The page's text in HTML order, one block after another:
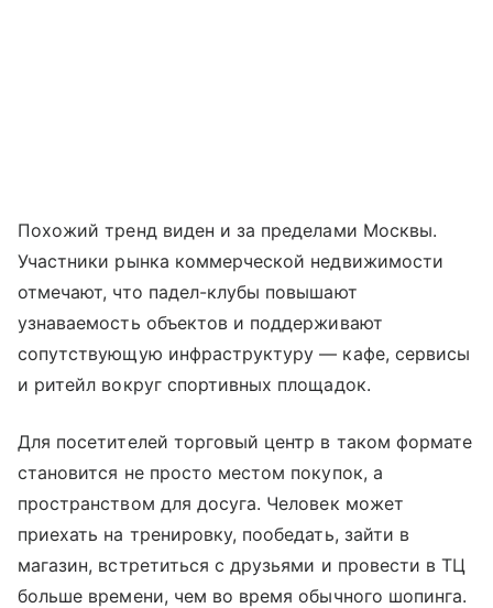
Похожий тренд виден и за пределами Москвы.
Участники рынка коммерческой недвижимости
отмечают, что падел-клубы повышают
узнаваемость объектов и поддерживают
сопутствующую инфраструктуру — кафе, сервисы
и ритейл вокруг спортивных площадок.
Для посетителей торговый центр в таком формате
становится не просто местом покупок, а
пространством для досуга. Человек может
приехать на тренировку, пообедать, зайти в
магазин, встретиться с друзьями и провести в ТЦ
больше времени, чем во время обычного шопинга.